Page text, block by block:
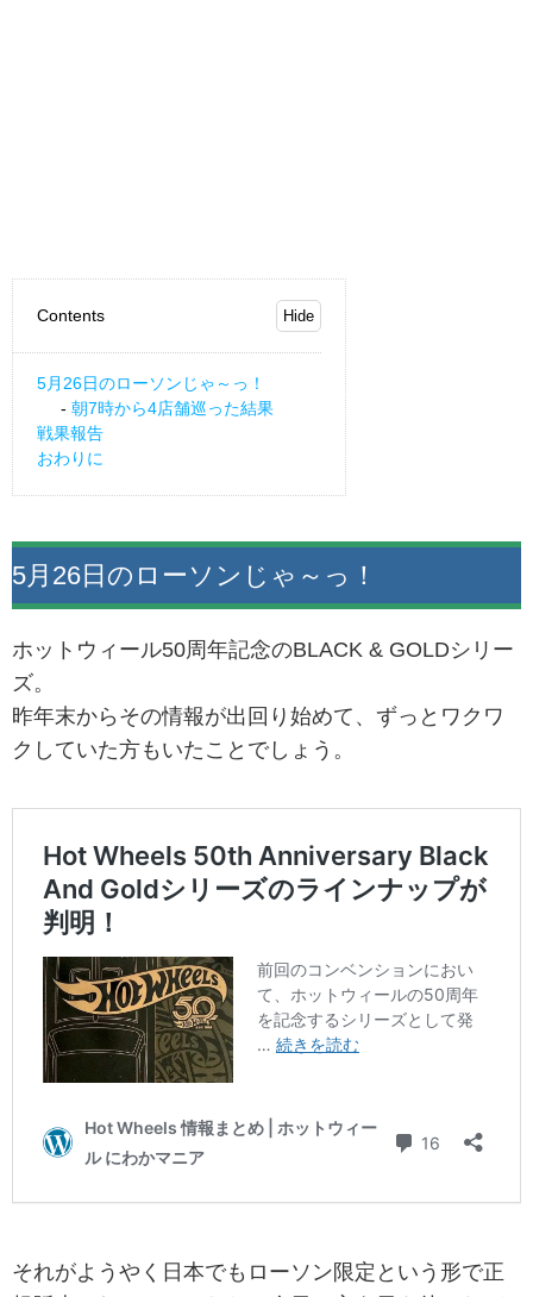
Contents
5月26日のローソンじゃ～っ！
朝7時から4店舗巡った結果
戦果報告
おわりに
5月26日のローソンじゃ～っ！
ホットウィール50周年記念のBLACK & GOLDシリー
ズ。
昨年末からその情報が出回り始めて、ずっとワクワ
クしていた方もいたことでしょう。
それがようやく日本でもローソン限定という形で正